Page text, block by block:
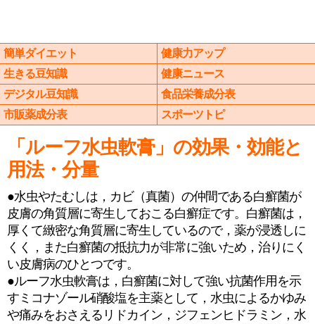
簡単ダイエット
健康力アップ
生きる豆知識
健康ニュース
デジタル豆知識
食品栄養成分表
市販薬成分表
スポーツトピ
「ルーフ水虫軟膏」の効果・効能と
用法・分量
●水虫やたむしは，カビ（真菌）の仲間である白癬菌が
皮膚の角質層に寄生しておこる白癬症です。白癬菌は，
厚くて緻密な角質層に寄生しているので，薬が浸透しに
くく，また白癬菌の抵抗力が非常に強いため，治りにく
い皮膚病のひとつです。
●ルーフ水虫軟膏は，白癬菌に対して強い抗菌作用を示
すミコナゾール硝酸塩を主薬として，水虫によるかゆみ
や痛みをおさえるリドカイン，ジフェンヒドラミン，水